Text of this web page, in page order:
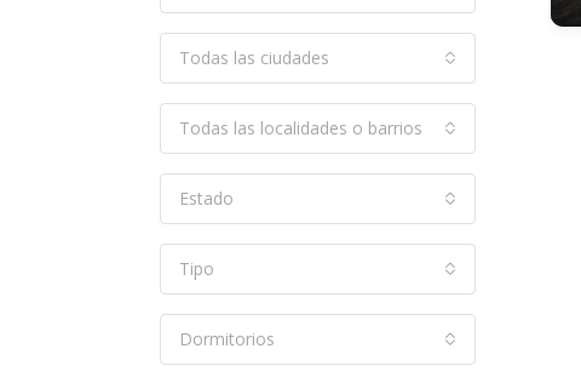
Todas las ciudades
Todas las localidades o barrios
Estado
Tipo
Dormitorios